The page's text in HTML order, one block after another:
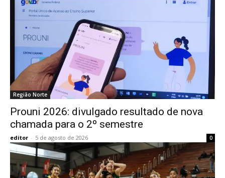
Região Norte
Prouni 2026: divulgado resultado de nova
chamada para o 2º semestre
editor - 5 de agosto de 2026 0